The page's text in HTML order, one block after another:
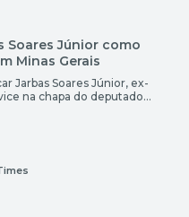
Soares Júnior como
Minas Gerais
Jarbas Soares Júnior, ex-
na chapa do deputado